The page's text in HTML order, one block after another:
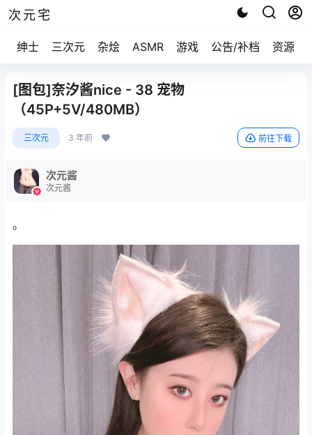
次元宅
绅士 三次元 杂烩 ASMR 游戏 公告/补档 资源求
[图包]奈汐酱nice - 38 宠物
（45P+5V/480MB）
三次元 3 年前 前往下载
次元酱
次元酱
。